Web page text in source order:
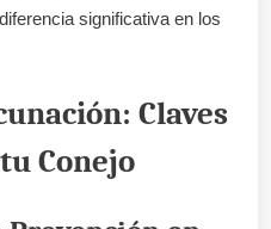
significativa en los
Claves
Conejo